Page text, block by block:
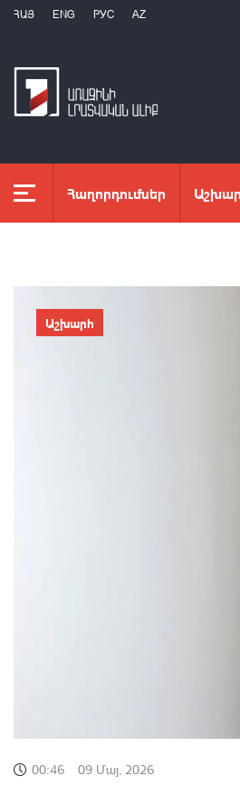
ՀԱՅ ENG РУС AZ
Հաղորդումներ
Աշխարհ
00:46 09 Մայ, 2026